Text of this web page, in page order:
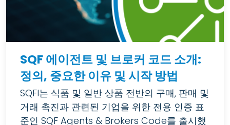
SQF 에이전트 및 브로커 코드 소개:
정의, 중요한 이유 및 시작 방법
SQFI는 식품 및 일반 상품 전반의 구매, 판매 및
거래 촉진과 관련된 기업을 위한 전용 인증 표
준인 SQF Agents & Brokers Code를 출시했